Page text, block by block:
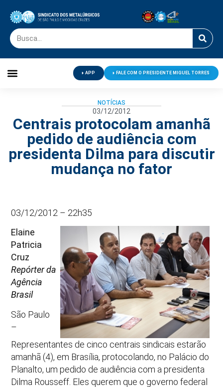
APP FALE COM O PRESIDENTE MIGUEL TORRES
NOTÍCIAS
03/12/2012
Centrais protocolam amanhã
pedido de audiência com
presidenta Dilma para discutir
mudança no fator
03/12/2012 – 22h35
Elaine
Patricia
Cruz
Repórter da
Agência
Brasil
São Paulo
–
Representantes de cinco centrais sindicais estarão
amanhã (4), em Brasília, protocolando, no Palácio do
Planalto, um pedido de audiência com a presidenta
Dilma Rousseff. Eles querem que o governo federal